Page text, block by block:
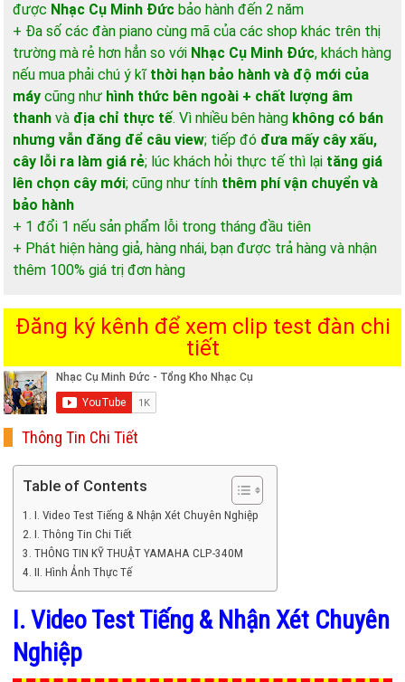
được Nhạc Cụ Minh Đức bảo hành đến 2 năm
+ Đa số các đàn piano cùng mã của các shop khác trên thị
trường mà rẻ hơn hẳn so với Nhạc Cụ Minh Đức, khách hàng
nếu mua phải chú ý kĩ thời hạn bảo hành và độ mới của
máy cũng như hình thức bên ngoài + chất lượng âm
thanh và địa chỉ thực tế. Vì nhiều bên hàng không có bán
nhưng vẫn đăng để câu view; tiếp đó đưa mấy cây xấu,
cây lỗi ra làm giá rẻ; lúc khách hỏi thực tế thì lại tăng giá
lên chọn cây mới; cũng như tính thêm phí vận chuyển và
bảo hành
+ 1 đổi 1 nếu sản phẩm lỗi trong tháng đầu tiên
+ Phát hiện hàng giả, hàng nhái, bạn được trả hàng và nhận
thêm 100% giá trị đơn hàng
Đăng ký kênh để xem clip test đàn chi
tiết
Thông Tin Chi Tiết
Table of Contents
I. Video Test Tiếng & Nhận Xét Chuyên Nghiệp
I. Thông Tin Chi Tiết
THÔNG TIN KỸ THUẬT YAMAHA CLP-340M
II. Hình Ảnh Thực Tế
I. Video Test Tiếng & Nhận Xét Chuyên
Nghiệp